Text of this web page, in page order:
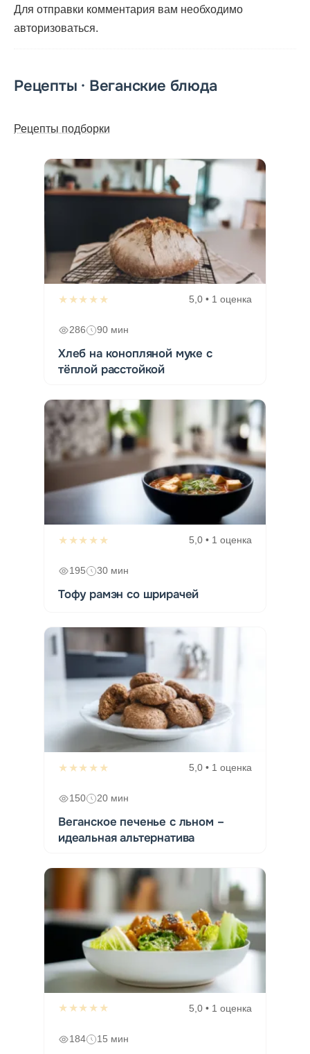
Для отправки комментария вам необходимо
авторизоваться.
Рецепты · Веганские блюда
Рецепты подборки
★★★★★ 5,0 • 1 оценка
286 90 мин
Хлеб на конопляной муке с
тёплой расстойкой
★★★★★ 5,0 • 1 оценка
195 30 мин
Тофу рамэн со шрирачей
★★★★★ 5,0 • 1 оценка
150 20 мин
Веганское печенье с льном –
идеальная альтернатива
★★★★★ 5,0 • 1 оценка
184 15 мин